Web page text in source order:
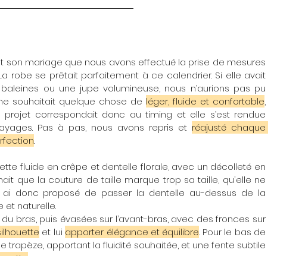
robe se prêtait parfaitement à ce calendrier. Si elle avait
ou une jupe volumineuse, nous n’aurions pas pu
souhaitait quelque chose de léger, fluide et confortable,
correspondait donc au timing et elle s’est rendue
Pas à pas, nous avons repris et réajusté chaque
.
que la couture de taille marque trop sa taille, qu'elle ne
donc proposé de passer la dentelle au-dessus de la
et naturelle.
bras, puis évasées sur l’avant-bras, avec des fronces sur
et lui apporter élégance et équilibre. Pour le bas de
trapèze, apportant la fluidité souhaitée, et une fente subtile